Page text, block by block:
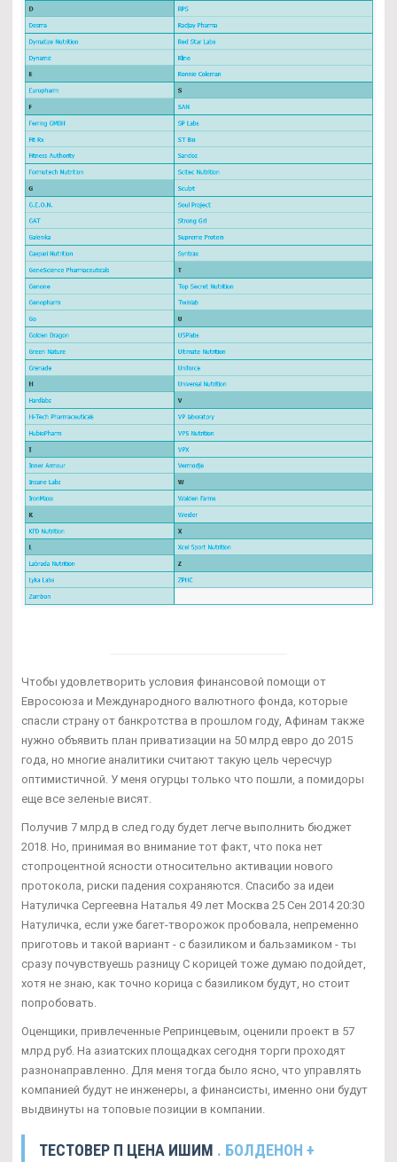
Чтобы удовлетворить условия финансовой помощи от
Евросоюза и Международного валютного фонда, которые
спасли страну от банкротства в прошлом году, Афинам также
нужно объявить план приватизации на 50 млрд евро до 2015
года, но многие аналитики считают такую цель чересчур
оптимистичной. У меня огурцы только что пошли, а помидоры
еще все зеленые висят.
Получив 7 млрд в след году будет легче выполнить бюджет
2018. Но, принимая во внимание тот факт, что пока нет
стопроцентной ясности относительно активации нового
протокола, риски падения сохраняются. Спасибо за идеи
Натуличка Сергеевна Наталья 49 лет Москва 25 Сен 2014 20:30
Натуличка, если уже багет-творожок пробовала, непременно
приготовь и такой вариант - с базиликом и бальзамиком - ты
сразу почувствуешь разницу С корицей тоже думаю подойдет,
хотя не знаю, как точно корица с базиликом будут, но стоит
попробовать.
Оценщики, привлеченные Репринцевым, оценили проект в 57
млрд руб. На азиатских площадках сегодня торги проходят
разнонаправленно. Для меня тогда было ясно, что управлять
компанией будут не инженеры, а финансисты, именно они будут
выдвинуты на топовые позиции в компании.
ТЕСТОВЕР П ЦЕНА ИШИМ . БОЛДЕНОН +